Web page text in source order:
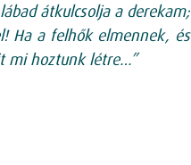
átkulcsolja a derekam;
Ha a felhők elmennek, és
mi hoztunk létre…”